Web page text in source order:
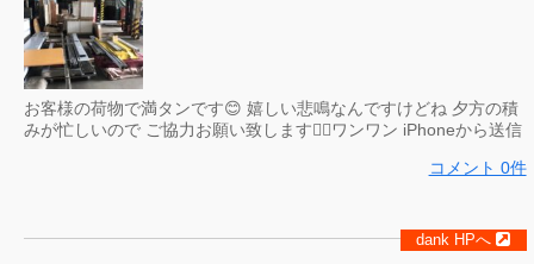
お客様の荷物で満タンです😊 嬉しい悲鳴なんですけどね 夕方の積
みが忙しいので ご協力お願い致します🙇‍♀️ワンワン iPhoneから送信
コメント 0件
dank HPへ